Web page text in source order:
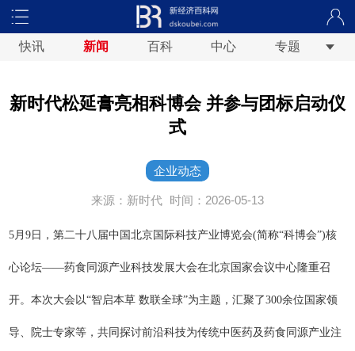
快讯 新闻 百科 中心 专题
新时代松延膏亮相科博会 并参与团标启动仪
式
企业动态
来源：新时代 时间：2026-05-13
5月9日，第二十八届中国北京国际科技产业博览会(简称“科博会”)核
心论坛——药食同源产业科技发展大会在北京国家会议中心隆重召
开。本次大会以“智启本草 数联全球”为主题，汇聚了300余位国家领
导、院士专家等，共同探讨前沿科技为传统中医药及药食同源产业注